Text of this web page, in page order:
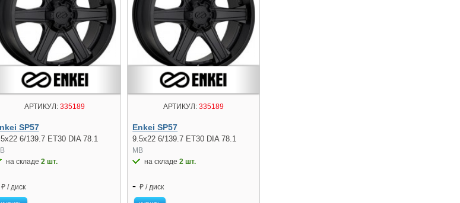
АРТИКУЛ: 335189
SP57
6/139.7 ET30 DIA 78.1
на складе 2 шт.
₽ / диск
АРТИКУЛ: 335189
Enkei SP57
9.5x22 6/139.7 ET30 DIA 78.1
MB
на складе2 шт.
- ₽ / диск